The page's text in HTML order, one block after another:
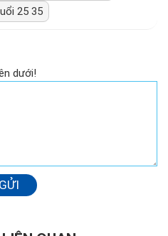
25 35
dưới!
GỬI